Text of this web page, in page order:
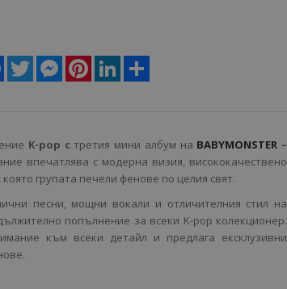
Facebook
Twitter MessengerPinterestLinkedIn
K-pop стретия мини албум на BABYMONSTER –
впечатлява с модерна визия, висококачествено
групата печели фенове по целия свят.
песни, мощни вокали и отличителния стил на
попълнение за всеки K-pop колекционер.
към всеки детайл и предлага ексклузивни